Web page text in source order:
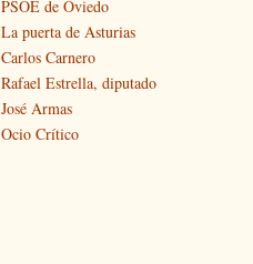
PSOE de Oviedo
La puerta de Asturias
Carlos Carnero
Rafael Estrella, diputado
José Armas
Ocio Crítico